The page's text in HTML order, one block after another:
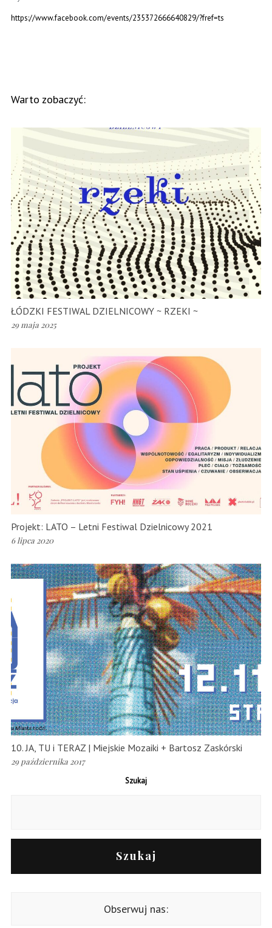
https://www.facebook.com/events/235372666640829/?fref=ts
Warto zobaczyć:
ŁÓDZKI FESTIWAL DZIELNICOWY ~ RZEKI ~
29 maja 2025
Projekt: LATO – Letni Festiwal Dzielnicowy 2021
6 lipca 2020
10. JA, TU i TERAZ | Miejskie Mozaiki + Bartosz Zaskórski
29 października 2017
Szukaj
Szukaj
Obserwuj nas: